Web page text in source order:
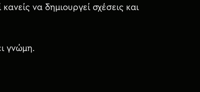
να δημιουργεί σχέσεις και
γνώμη.